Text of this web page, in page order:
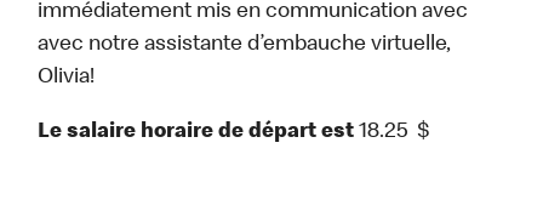
immédiatement mis en communication avec
avec notre assistante d’embauche virtuelle,
Olivia!
Le salaire horaire de départ est 18.25 $